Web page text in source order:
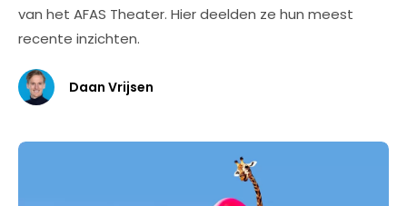
van het AFAS Theater. Hier deelden ze hun meest
recente inzichten.
Daan Vrijsen